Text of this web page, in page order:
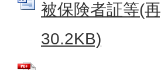
被保険者証等(
30.2KB)